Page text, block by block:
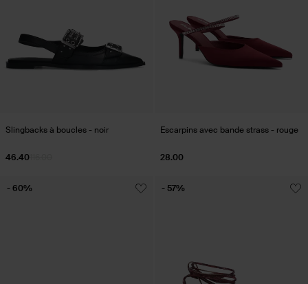
Slingbacks à boucles - noir
46.40
Escarpins avec bande strass - rouge
28.00
- 60% - 57%